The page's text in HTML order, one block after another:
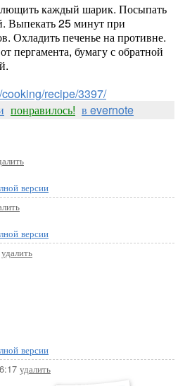
каждый шарик. Посыпать
Выпекать 25 минут при
Охладить печенье на противне.
пергамента, бумагу с обратной
recipe/3397/
понравилось! в evernote
версии
версии
удалить
версии
удалить